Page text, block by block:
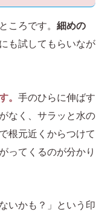
ころです。 細めの
も試してもらいなが
。 手のひらに伸ばす
なく、サラッと水の
根元近くからつけて
ってくるのが分かり
いかも？」という印